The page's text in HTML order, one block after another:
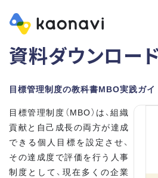
資料ダウンロー
目標管理制度の教科書MBO実践ガイ
目標管理制度（MBO）は、組織
貢献と自己成長の両方が達成
できる個人目標を設定させ、
その達成度で評価を行う人事
制度として、現在多くの企業